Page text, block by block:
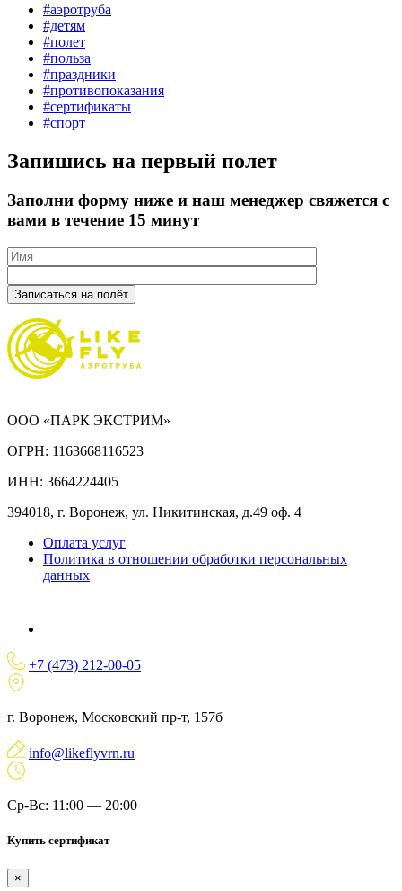
#аэротруба
#детям
#полет
#польза
#праздники
#противопоказания
#сертификаты
#спорт
Запишись на первый полет
Заполни форму ниже и наш менеджер свяжется с
вами в течение 15 минут
ООО «ПАРК ЭКСТРИМ»
ОГРН: 1163668116523
ИНН: 3664224405
394018, г. Воронеж, ул. Никитинская, д.49 оф. 4
Оплата услуг
Политика в отношении обработки персональных
данных
+7 (473) 212-00-05
г. Воронеж, Московский пр-т, 157б
info@likeflyvrn.ru
Ср-Вс: 11:00 — 20:00
Купить сертификат
×